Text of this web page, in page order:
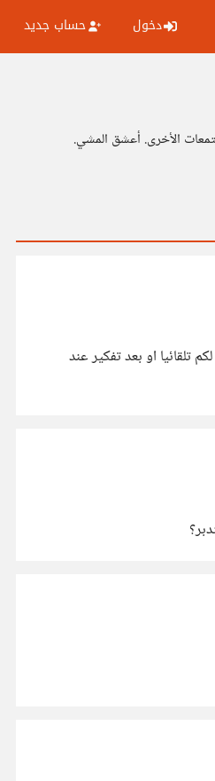
دخول حساب جديد
الأخرى. أعشق المشي.
او بعد تفكير عند